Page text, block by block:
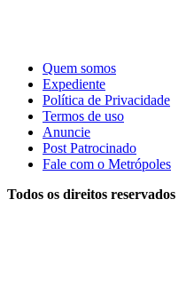
Quem somos
Expediente
Política de Privacidade
Termos de uso
Anuncie
Post Patrocinado
Fale com o Metrópoles
Todos os direitos reservados